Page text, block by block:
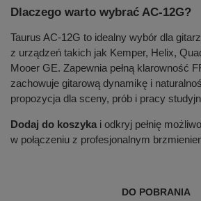
Dlaczego warto wybrać AC-12G?
Taurus AC-12G to idealny wybór dla
z urządzeń takich jak Kemper, Helix,
Mooer GE. Zapewnia pełną klarowność
zachowuje gitarową dynamikę i
propozycja dla sceny, prób i pracy
Dodaj do koszyka i odkryj pełnię
w połączeniu z profesjonalnym
DO POBRANIA